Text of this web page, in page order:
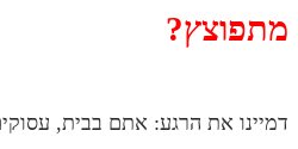
את הרגע: אתם בבית, עסוקים